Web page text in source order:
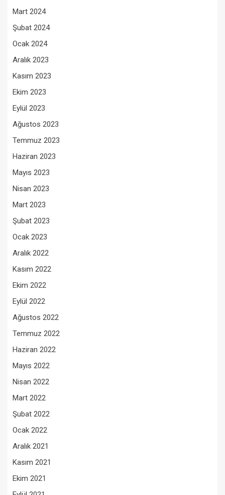
Mart 2024
Şubat 2024
Ocak 2024
Aralık 2023
Kasım 2023
Ekim 2023
Eylül 2023
Ağustos 2023
Temmuz 2023
Haziran 2023
Mayıs 2023
Nisan 2023
Mart 2023
Şubat 2023
Ocak 2023
Aralık 2022
Kasım 2022
Ekim 2022
Eylül 2022
Ağustos 2022
Temmuz 2022
Haziran 2022
Mayıs 2022
Nisan 2022
Mart 2022
Şubat 2022
Ocak 2022
Aralık 2021
Kasım 2021
Ekim 2021